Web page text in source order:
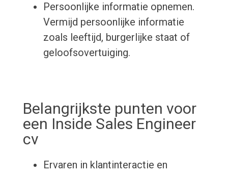
Persoonlijke informatie opnemen.
Vermijd persoonlijke informatie
zoals leeftijd, burgerlijke staat of
geloofsovertuiging.
Belangrijkste punten voor
een Inside Sales Engineer
cv
Ervaren in klantinteractie en